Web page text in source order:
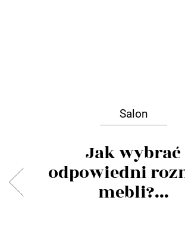
Salon
Jak wybrać
odpowiedni
mebli?...